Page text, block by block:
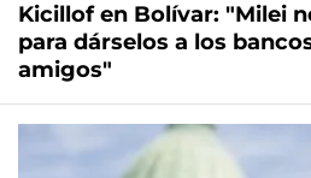
Kicillof en Bolívar: "Milei
para dárselos a los
amigos"